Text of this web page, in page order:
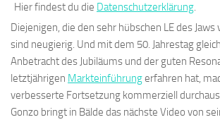
Hier findest du die Datenschutzerklärung.
Diejenigen, die den sehr hübschen LE des Jaws
sind neugierig. Und mit dem 50. Jahrestag
Anbetracht des Jubiläums und der guten
letztjährigen Markteinführungerfahren hat,
verbesserte Fortsetzung kommerziell
Gonzo bringt in Bälde das nächste Video von